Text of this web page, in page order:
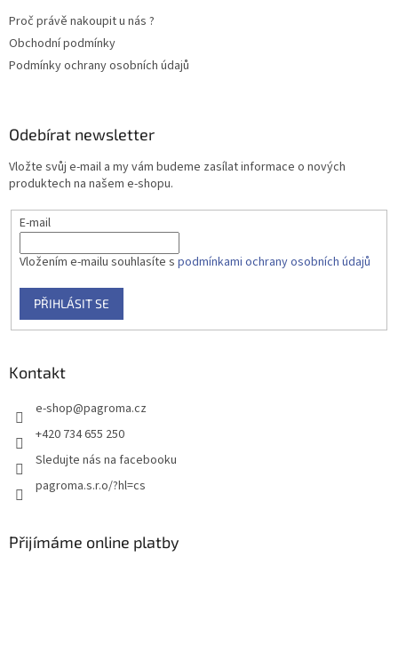
Proč právě nakoupit u nás ?
Obchodní podmínky
Podmínky ochrany osobních údajů
Odebírat newsletter
Vložte svůj e-mail a my vám budeme zasílat informace o nových
produktech na našem e-shopu.
E-mail
Vložením e-mailu souhlasíte s podmínkami ochrany osobních údajů
PŘIHLÁSIT SE
Kontakt
e-shop@pagroma.cz
+420 734 655 250
Sledujte nás na facebooku
pagroma.s.r.o/?hl=cs
Přijímáme online platby